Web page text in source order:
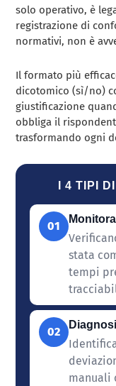
solo operativo, è
registrazione di
normativi, non è
Il formato più
dicotomico (sì/no)
giustificazione
obbliga il
trasformando ogni
I 4 TIPI
01
stata
tempi
02
Diagnosi
manuali